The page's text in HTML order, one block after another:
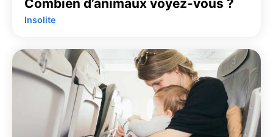
Combien d’animaux voyez-vous ?
Insolite